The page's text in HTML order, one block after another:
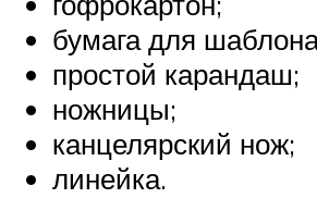
бумага для
простой карандаш;
ножницы;
канцелярский нож;
линейка.